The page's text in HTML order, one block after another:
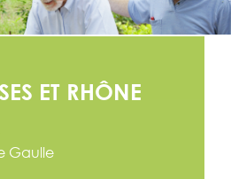
ET RHÔNE
Gaulle